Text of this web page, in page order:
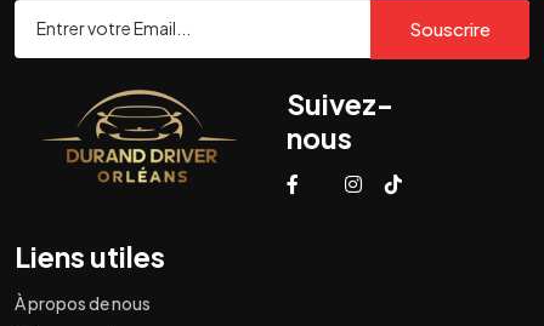
Souscrire
Suivez-
nous
Liens utiles
À propos de nous